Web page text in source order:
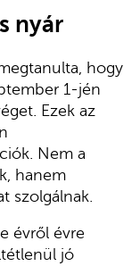
nyár
hogy
1-jén
Ezek az
Nem a
hanem
szolgálnak.
évről évre
jó